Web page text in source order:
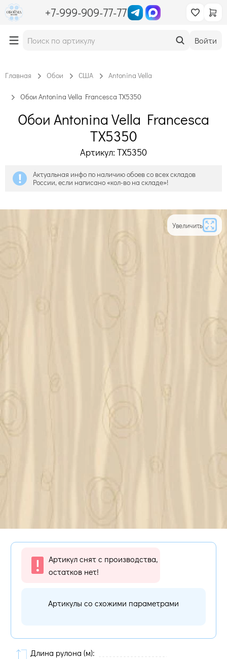
+7-999-909-77-77
Войти
Главная Обои США Antonina Vella
Обои Antonina Vella Francesca TX5350
Обои Antonina Vella Francesca
TX5350
Артикул: TX5350
Актуальная инфо по наличию обоев со всех складов
России, если написано «кол-во на складе»!
Увеличить
Артикул снят с производства,
остатков нет!
Артикулы со схожими параметрами
Длина рулона (м):